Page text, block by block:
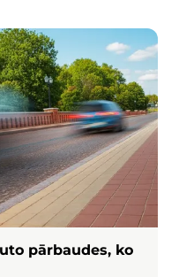
pārbaudes, ko